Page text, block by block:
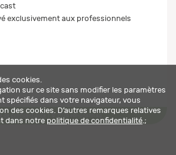
exclusivement aux professionnels
cookies.
sur ce site sans modifier les paramètres
spécifiés dans votre navigateur, vous
des cookies. D’autres remarques relatives
dans notre politique de confidentialité .;